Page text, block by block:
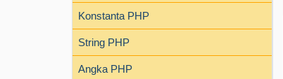
Konstanta PHP
String PHP
Angka PHP